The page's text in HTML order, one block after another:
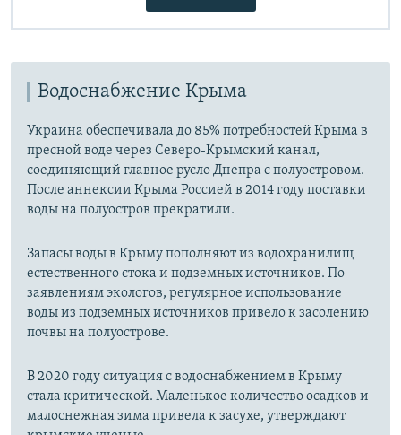
Водоснабжение Крыма
Украина обеспечивала до 85% потребностей Крыма в
пресной воде через Северо-Крымский канал,
соединяющий главное русло Днепра с полуостровом.
После аннексии Крыма Россией в 2014 году поставки
воды на полуостров прекратили.
Запасы воды в Крыму пополняют из водохранилищ
естественного стока и подземных источников. По
заявлениям экологов, регулярное использование
воды из подземных источников привело к засолению
почвы на полуострове.
В 2020 году ситуация с водоснабжением в Крыму
стала критической. Маленькое количество осадков и
малоснежная зима привела к засухе, утверждают